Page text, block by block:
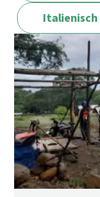
Italienisch